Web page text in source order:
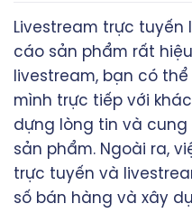
Livestream trực
cáo sản phẩm rất
livestream, bạn có
mình trực tiếp với
dựng lòng tin và
sản phẩm. Ngoài ra,
trực tuyến và
số bán hàng và xây